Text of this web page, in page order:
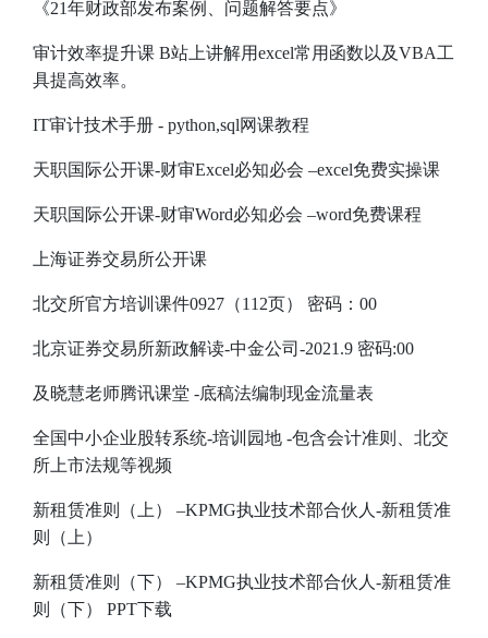
《21年财政部发布案例、问题解答要点》
审计效率提升课 B站上讲解用excel常用函数以及VBA工
具提高效率。
IT审计技术手册 - python,sql网课教程
天职国际公开课-财审Excel必知必会 –excel免费实操课
天职国际公开课-财审Word必知必会 –word免费课程
上海证券交易所公开课
北交所官方培训课件0927（112页） 密码：00
北京证券交易所新政解读-中金公司-2021.9 密码:00
及晓慧老师腾讯课堂 -底稿法编制现金流量表
全国中小企业股转系统-培训园地 -包含会计准则、北交
所上市法规等视频
新租赁准则（上）
–KPMG执业技术部合伙人-新租赁准
则（上）
新租赁准则（下）
–KPMG执业技术部合伙人-新租赁准
则（下） PPT下载